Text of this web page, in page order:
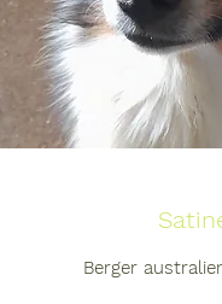
Berger